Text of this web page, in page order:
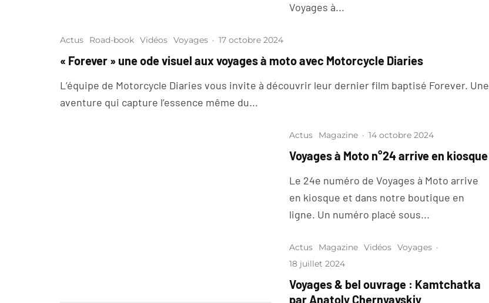
Voyages à...
Actus Road-book Vidéos Voyages · 17 octobre 2024
« Forever » une ode visuel aux voyages à moto avec Motorcycle Diaries
L’équipe de Motorcycle Diaries vous invite à découvrir leur dernier film baptisé Forever. Une
aventure qui capture l’essence même du...
Actus Magazine · 14 octobre 2024
Voyages à Moto n°24 arrive en kiosque
Le 24e numéro de Voyages à Moto arrive
en kiosque et dans notre boutique en
ligne. Un numéro placé sous...
Actus Magazine Vidéos Voyages ·
18 juillet 2024
Voyages & bel ouvrage : Kamtchatka
par Anatoly Chernyavskiy